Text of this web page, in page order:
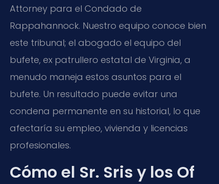
Attorney para el Condado de
Rappahannock. Nuestro equipo conoce bien
este tribunal; el abogado el equipo del
bufete, ex patrullero estatal de Virginia, a
menudo maneja estos asuntos para el
bufete. Un resultado puede evitar una
condena permanente en su historial, lo que
afectaría su empleo, vivienda y licencias
profesionales.
Cómo el Sr. Sris y los Of